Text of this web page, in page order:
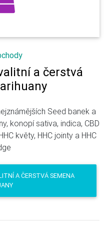
a čerstvá
Seed banek a
konopí sativa, indica, CBD
květy, HHC jointy a HHC
A ČERSTVÁ SEMENA